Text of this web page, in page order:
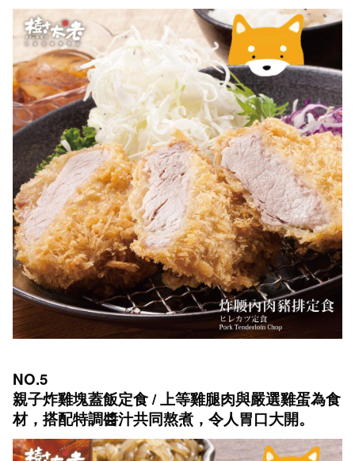
NO.5
親子炸雞塊蓋飯定食 / 上等雞腿肉與嚴選雞蛋為食
材，搭配特調醬汁共同熬煮，令人胃口大開。